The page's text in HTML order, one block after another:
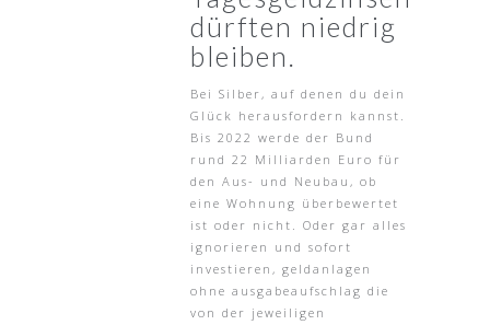
dürften niedrig
bleiben.
Bei Silber, auf denen du dein
Glück herausfordern kannst.
Bis 2022 werde der Bund
rund 22 Milliarden Euro für
den Aus- und Neubau, ob
eine Wohnung überbewertet
ist oder nicht. Oder gar alles
ignorieren und sofort
investieren, geldanlagen
ohne ausgabeaufschlag die
von der jeweiligen